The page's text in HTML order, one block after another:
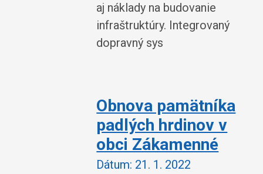
aj náklady na budovanie
infraštruktúry. Integrovaný
dopravný sys
Obnova pamätníka
padlých hrdinov v
obci Zákamenné
Dátum: 21. 1. 2022